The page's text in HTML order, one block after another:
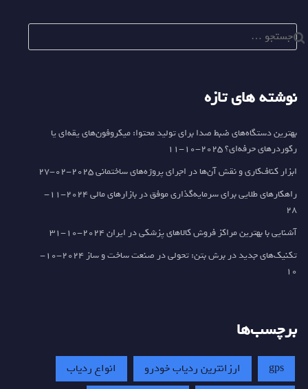
جستجو
برای:
نوشته های تازه
بهترین دستگاه‌های ضبط صدا برای تولید محتوا: میکروفون‌های یقه‌ای یا
رکوردرهای حرفه‌ای؟2025-10-11
ابزار کناف‌کاری و نقش آن‌ها در اجرای پروژه‌های ساختمانی2025-02-27
راهکارهای طلایی برای سرمایه‌گذاری موفق در بازارهای مالی
2024-11-
28
آشنایی با بهترین مراکز فروش کالاهای پزشکی در ایران 2024-10-31
تکنیک‌های جدید در برش بتن: تحولی در صنعت ساخت و ساز
2024-10-
10
برچسب‌ها
gps ارزانترین ردیاب خودرو
انواع ردیاب